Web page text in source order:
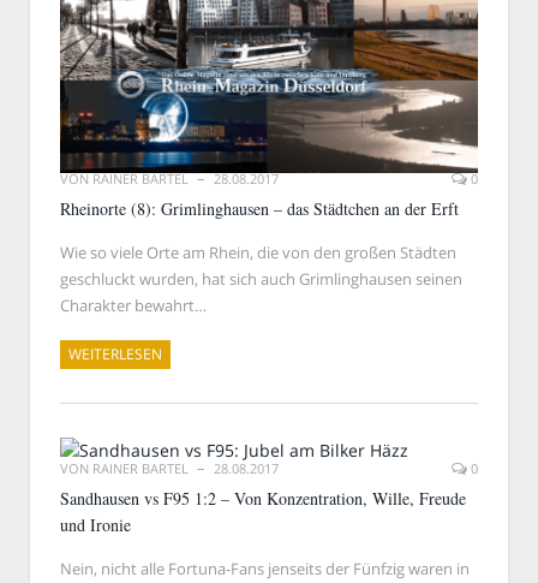
VONRAINER BARTEL 28.08.2017 0
Rheinorte (8): Grimlinghausen – das Städtchen an der Erft
Wie so viele Orte am Rhein, die von den großen Städten
geschluckt wurden, hat sich auch Grimlinghausen seinen
Charakter bewahrt…
WEITERLESEN
VON RAINER BARTEL 28.08.2017 0
Sandhausen vs F95 1:2 – Von Konzentration, Wille, Freude
und Ironie
Nein, nicht alle Fortuna-Fans jenseits der Fünfzig waren in